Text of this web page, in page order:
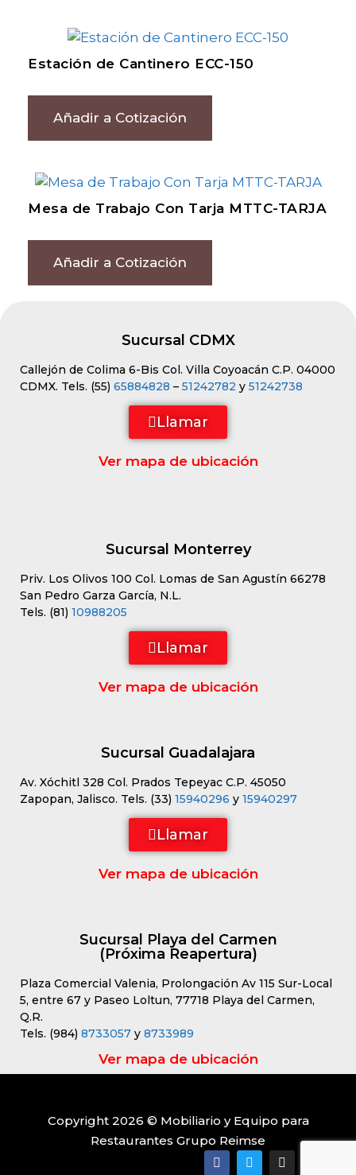
Estación de Cantinero ECC-150
Añadir a Cotización
Mesa de Trabajo Con Tarja MTTC-TARJA
Añadir a Cotización
Sucursal CDMX
Callejón de Colima 6-Bis Col. Villa Coyoacán C.P. 04000
CDMX. Tels. (55) 65884828 – 51242782 y 51242738
Llamar
Ver mapa de ubicación
Sucursal Monterrey
Priv. Los Olivos 100 Col. Lomas de San Agustín 66278
San Pedro Garza García, N.L.
Tels. (81) 10988205
Llamar
Ver mapa de ubicación
Sucursal Guadalajara
Av. Xóchitl 328 Col. Prados Tepeyac C.P. 45050
Zapopan, Jalisco. Tels. (33) 15940296 y 15940297
Llamar
Ver mapa de ubicación
Sucursal Playa del Carmen
(Próxima Reapertura)
Plaza Comercial Valenia, Prolongación Av 115 Sur-Local
5, entre 67 y Paseo Loltun, 77718 Playa del Carmen,
Q.R.
Tels. (984) 8733057 y 8733989
Ver mapa de ubicación
Copyright 2026 © Mobiliario y Equipo para
Restaurantes Grupo Reimse